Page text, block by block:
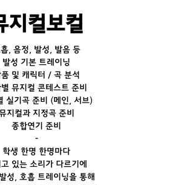
지컬보컬
, 음정, 발성, 발음 등
발성 기본 트레이닝
품 및 캐릭터 / 곡 분석
뮤지컬 콘테스트 준비
실기곡 준비 (메인, 서브)
지컬과 지정곡 준비
종합연기 준비
-
학생 한명 한명마다
있는 소리가 다르기에
성, 호흡 트레이닝을 통해